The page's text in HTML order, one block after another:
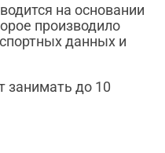
на основании
производило
данных и
занимать до 10